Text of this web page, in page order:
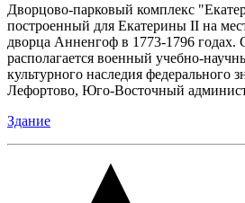
Дворцово-парковый комплекс
построенный для Екатерины II на
дворца Анненгоф в 1773-1796 годах.
располагается военный учебно-
культурного наследия федерального
Лефортово, Юго-Восточный
Здание